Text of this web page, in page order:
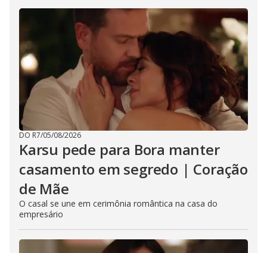
DO R7/05/08/2026
Karsu pede para Bora manter
casamento em segredo | Coração
de Mãe
O casal se une em cerimônia romântica na casa do
empresário